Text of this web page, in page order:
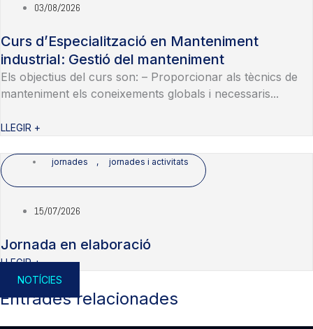
03/08/2026
Curs d’Especialització en Manteniment
industrial: Gestió del manteniment
Els objectius del curs son: – Proporcionar als tècnics de
manteniment els coneixements globals i necessaris...
LLEGIR +
jornades , jornades i activitats
15/07/2026
Jornada en elaboració
LLEGIR +
NOTÍCIES
Entrades relacionades